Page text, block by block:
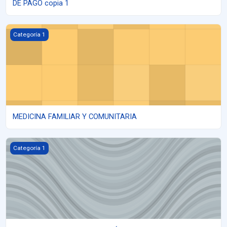
DE PAGO copia 1
MEDICINA FAMILIAR Y COMUNITARIA
Categoría 1
MEDICINA FAMILIAR Y COMUNITARIA
FUNDAMENTOS DE LA ATENCIÓN PRIMARIA DE SALUD
Categoría 1